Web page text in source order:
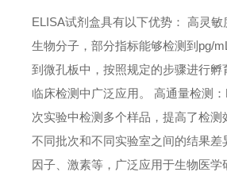
ELISA试剂盒具有以下优势： 高灵
生物分子，部分指标能够检测到pg/
到微孔板中，按照规定的步骤进行
临床检测中广泛应用。 高通量检测
次实验中检测多个样品，提高了检
不同批次和不同实验室之间的结果
因子、激素等，广泛应用于生物医